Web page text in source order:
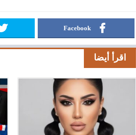
Facebook
اقرأ أيضا